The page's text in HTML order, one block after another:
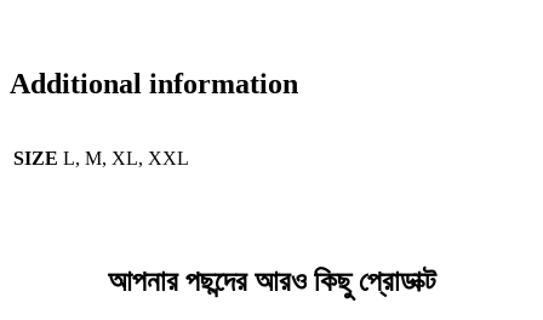
Additional information
SIZE L, M, XL, XXL
আপনার পছন্দের আরও কিছু প্রোডাক্ট